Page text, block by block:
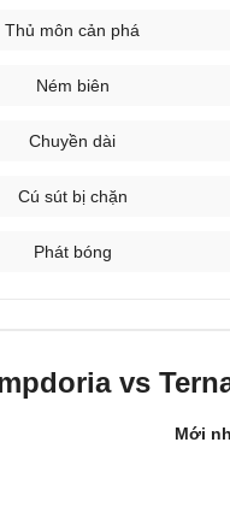
Thủ môn cản phá
Ném biên
Chuyền dài
Cú sút bị chặn
Phát bóng
vs
Mới